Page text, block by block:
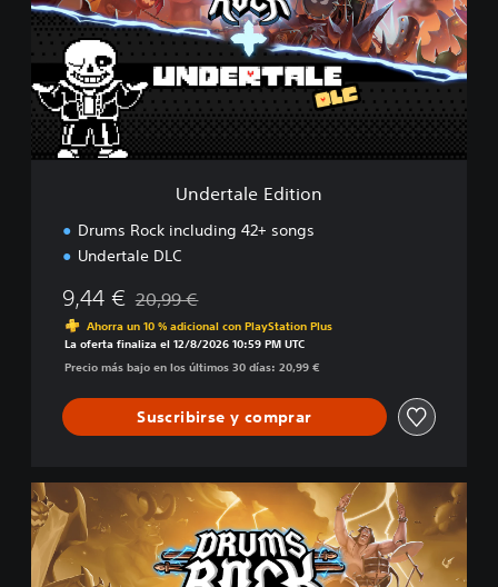
r
t
a
e
E
d
i
Undertale Edition
Drums Rock including 42+ songs
Undertale DLC
9,44 € Rebajado del precio original de 20,99 €
20,99 €
Ahorra un 10 % adicional con PlayStation Plus
La oferta finaliza el 12/8/2026 10:59 PM UTC
Precio más bajo en los últimos 30 días: 20,99 €
Suscribirse y comprar
U
l
t
i
m